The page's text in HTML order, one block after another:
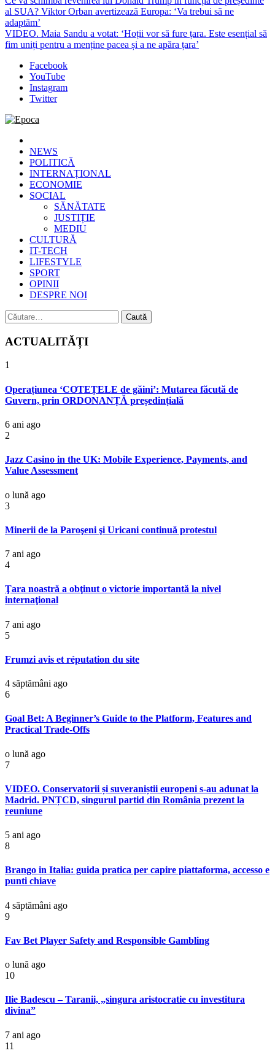
al SUA? Viktor Orban avertizează Europa: ‘Va trebui să ne
adaptăm’
VIDEO. Maia Sandu a votat: ‘Hoții vor să fure țara. Este esențial să
fim uniți pentru a menține pacea și a ne apăra țara’
Facebook
YouTube
Instagram
Twitter
Epoca
Cele mai noi știri online din România
NEWS
POLITICĂ
INTERNAȚIONAL
ECONOMIE
SOCIAL
SĂNĂTATE
JUSTIȚIE
MEDIU
CULTURĂ
IT-TECH
LIFESTYLE
SPORT
OPINII
DESPRE NOI
Caută
după:
ACTUALITĂȚI
1
Operațiunea ‘COTEȚELE de găini’: Mutarea făcută de
Guvern, prin ORDONANȚĂ președințială
6 ani ago
2
Jazz Casino in the UK: Mobile Experience, Payments, and
Value Assessment
o lună ago
3
Minerii de la Paroşeni şi Uricani continuă protestul
7 ani ago
4
Ţara noastră a obţinut o victorie importantă la nivel
internaţional
7 ani ago
5
Frumzi avis et réputation du site
4 săptămâni ago
6
Goal Bet: A Beginner’s Guide to the Platform, Features and
Practical Trade-Offs
o lună ago
7
VIDEO. Conservatorii și suveraniștii europeni s-au adunat la
Madrid. PNȚCD, singurul partid din România prezent la
reuniune
5 ani ago
8
Brango in Italia: guida pratica per capire piattaforma, accesso e
punti chiave
4 săptămâni ago
9
Fav Bet Player Safety and Responsible Gambling
o lună ago
10
Ilie Badescu – Taranii, „singura aristocratie cu investitura
divina”
7 ani ago
11